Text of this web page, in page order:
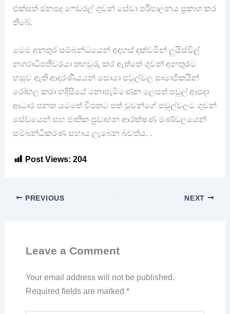
එක්සත් ජනපද ෆෙඩරල් ගුවන් සේවා පරිපාලනය ප්‍රකාශ කර
තිබේ.
මෙම අනතුර සම්බන්ධයෙන් අදහස් දක්වමින් ලුයිස්විල්
නගරාධිපතිවරයා තහවුරු කර ඇත්තේ ගුවන් අනතුරට
හසුව ඇති ආදරණීයයන් සොයා පවුල්වල සාමාජිකයින්
රෝහල කරා හදිසියේ නොපැමිණෙන ලෙසත් පවුල් ආපදා
ආධාර පනත යටතේ විපතට පත් වූවන්ගේ පවුල්වලට ගුවන්
සේවයෙන් සහ ජාතික ප්‍රවාහන ආරක්ෂණ මණ්ඩලයෙන්
සම්බන්ධීකරණ සහාය ලැබෙන බවත්ය. .
Post Views: 204
PREVIOUS NEXT
Leave a Comment
Your email address will not be published.
Required fields are marked *